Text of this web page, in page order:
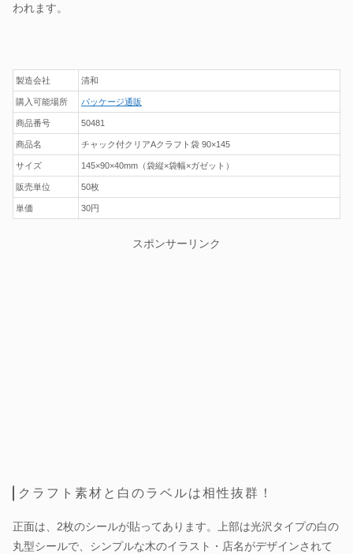
われます。
製造会社 清和
購入可能場所 パッケージ通販
商品番号 50481
商品名 チャック付クリアAクラフト袋 90×145
サイズ 145×90×40mm（袋縦×袋幅×ガゼット）
販売単位 50枚
単価 30円
スポンサーリンク
クラフト素材と白のラベルは相性抜群！
正面は、2枚のシールが貼ってあります。上部は光沢タイプの白の
丸型シールで、シンプルな木のイラスト・店名がデザインされて